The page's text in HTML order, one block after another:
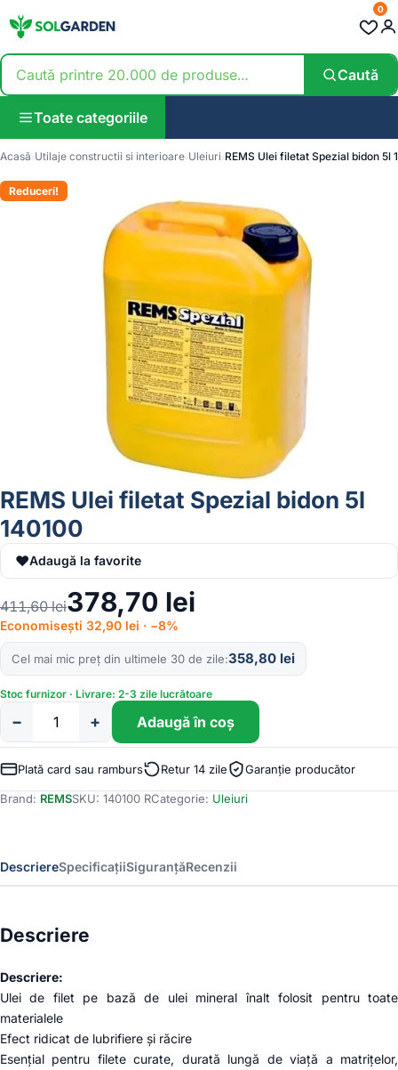
Caută
0
Toate categoriile
Acasă Utilaje constructii si interioare Uleiuri REMS Ulei filetat Spezial bidon 5l
Reduceri!
REMS Ulei filetat Spezial bidon 5l
140100
♥Adaugă la favorite
411,60lei378,70 lei
Economisești 32,90 lei · −8%
Cel mai mic preț din ultimele 30 de zile 358,80 lei
Stoc furnizor · Livrare: 2-3 zile lucrătoare
Cantitate
REMS
Ulei
Spezial
− + Adaugă în coș
Plată card sau ramburs Retur 14 zile Garanție producător
Brand: REMSSKU: 140100 RCategorie: Uleiuri
DescriereSpecificațiiSiguranțăRecenzii
Descriere
Descriere:
Ulei de filet pe bază de ulei mineral înalt folosit pentru toate
materialele
Efect ridicat de lubrifiere și răcire
Esențial pentru filete curate, durată lungă de viață a matrițelor,